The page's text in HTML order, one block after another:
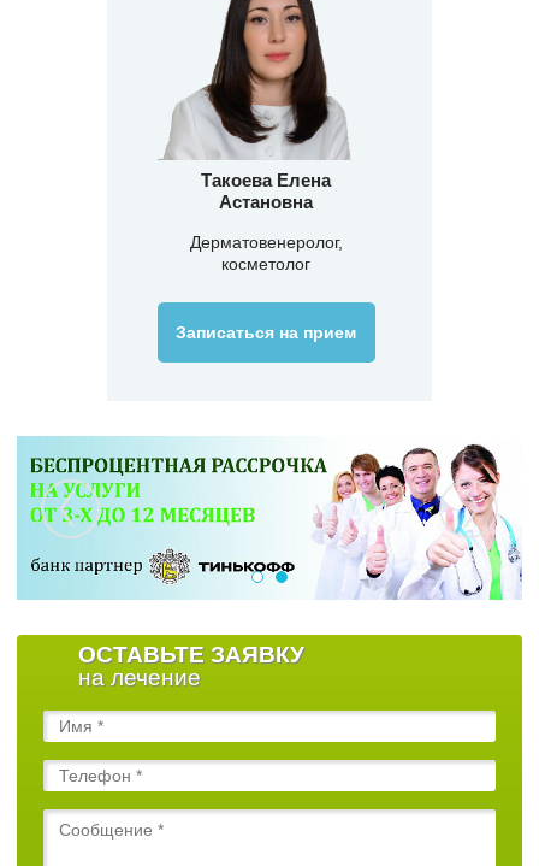
Такоева Елена
Астановна
Дерматовенеролог,
косметолог
Записаться на прием
ОСТАВЬТЕ ЗАЯВКУ
на лечение